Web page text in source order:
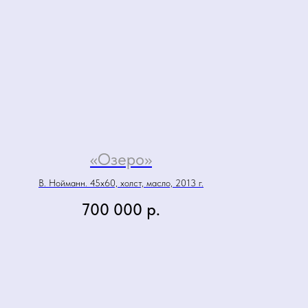
«Озеро»
В. Нойманн. 45х60, холст, масло, 2013 г.
700 000 р.